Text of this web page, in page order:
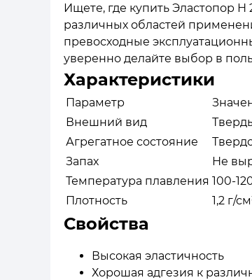
Ищете, где купить Эластопор
различных областей
превосходные
уверенно делайте выбор в
Характеристики
Параметр
Внешний вид
Агрегатное состояние
Запах
Не
Температура плавления 100-
Плотность
1,2 г/
Свойства
Высокая эластичность
Хорошая адгезия к